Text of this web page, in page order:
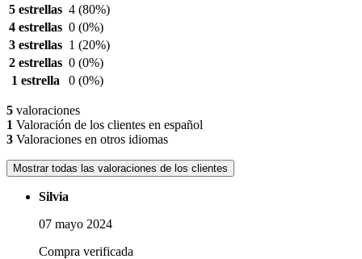
5 estrellas 4 (80%)
4 estrellas 0 (0%)
3 estrellas 1 (20%)
2 estrellas 0 (0%)
1 estrella
0 (0%)
5 valoraciones
1 Valoración de los clientes en español
3 Valoraciones en otros idiomas
Mostrar todas las valoraciones de los clientes
Silvia
07 mayo 2024
Compra verificada